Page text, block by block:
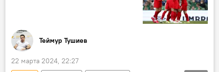
Теймур Тушиев
22 марта 2024, 22:27